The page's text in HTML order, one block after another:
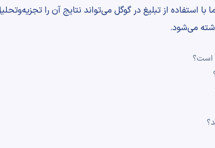
استفاده از تبلیغ در گوگل می‌تواند نتایج آن را
می‌شود.
است؟